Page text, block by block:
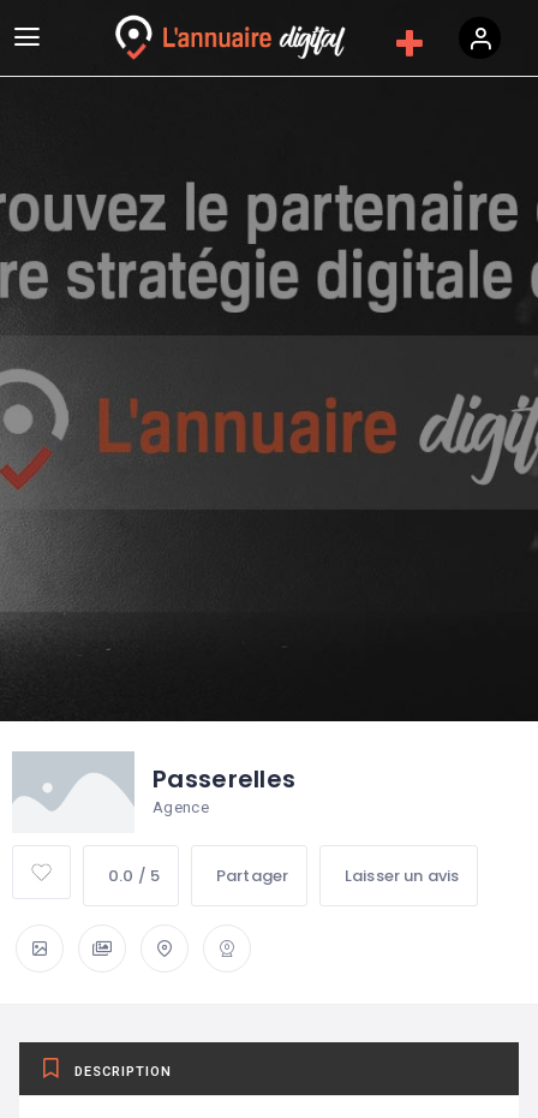
Passerelles
Agence
0.0 / 5 Partager Laisser un avis
DESCRIPTION